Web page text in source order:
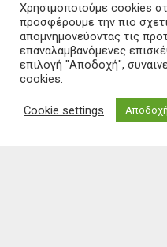
Τηλ:
Χρησιμοποιούμε cookies
προσφέρουμε την πιο
απομνημονεύοντας τις
επαναλαμβανόμενες
επιλογή "Αποδοχή",
cookies.
Cookie settings Αποδοχή